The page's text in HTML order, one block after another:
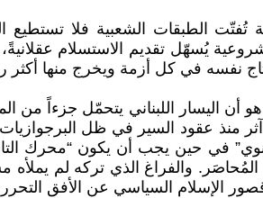
تُفتّت الطبقات الشعبية فلا
يُسهّل تقديم الاستسلام
نفسه في كل أزمة ويخرج منها أكثر
اليسار اللبناني يتحمّل جزءاً من
منذ عقود السير في ظل
في حين يجب أن يكون “محرك
والفراغ الذي تركه لم يملأه
الإسلام السياسي عن الأفق